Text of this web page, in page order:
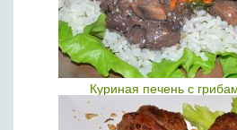
Куриная печень с